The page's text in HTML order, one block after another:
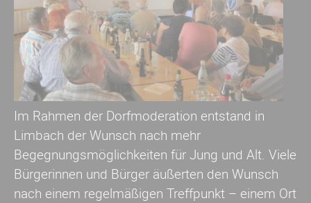
Im Rahmen der Dorfmoderation entstand in
Limbach der Wunsch nach mehr
Begegnungsmöglichkeiten für Jung und Alt. Viele
Bürgerinnen und Bürger äußerten den Wunsch
nach einem regelmäßigen Treffpunkt – einem Ort